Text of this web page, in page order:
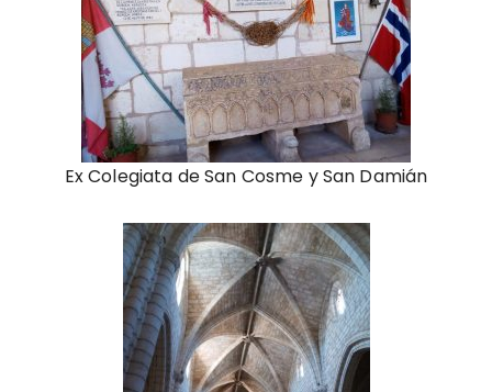
Ex Colegiata de San Cosme y San Damián